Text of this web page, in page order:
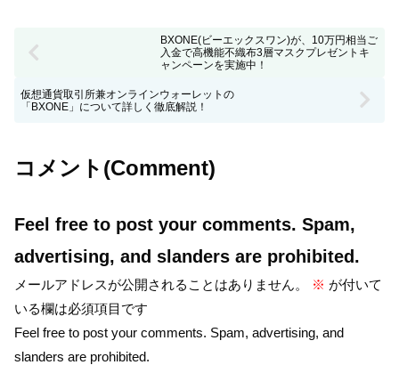
BXONE(ビーエックスワン)が、10万円相当ご
入金で高機能不織布3層マスクプレゼントキ
ャンペーンを実施中！
仮想通貨取引所兼オンラインウォーレットの
「BXONE」について詳しく徹底解説！
コメント(Comment)
Feel free to post your comments. Spam,
advertising, and slanders are prohibited.
メールアドレスが公開されることはありません。 ※ が付いて
いる欄は必須項目です
Feel free to post your comments. Spam, advertising, and
slanders are prohibited.